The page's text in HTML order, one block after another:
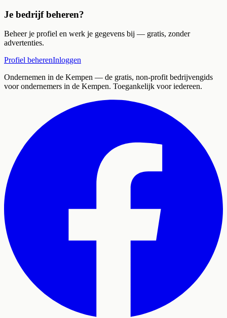
Je bedrijf beheren?
Beheer je profiel en werk je gegevens bij — gratis, zonder
advertenties.
Profiel beherenInloggen
Ondernemen in de Kempen — de gratis, non-profit bedrijvengids
voor ondernemers in de Kempen. Toegankelijk voor iedereen.